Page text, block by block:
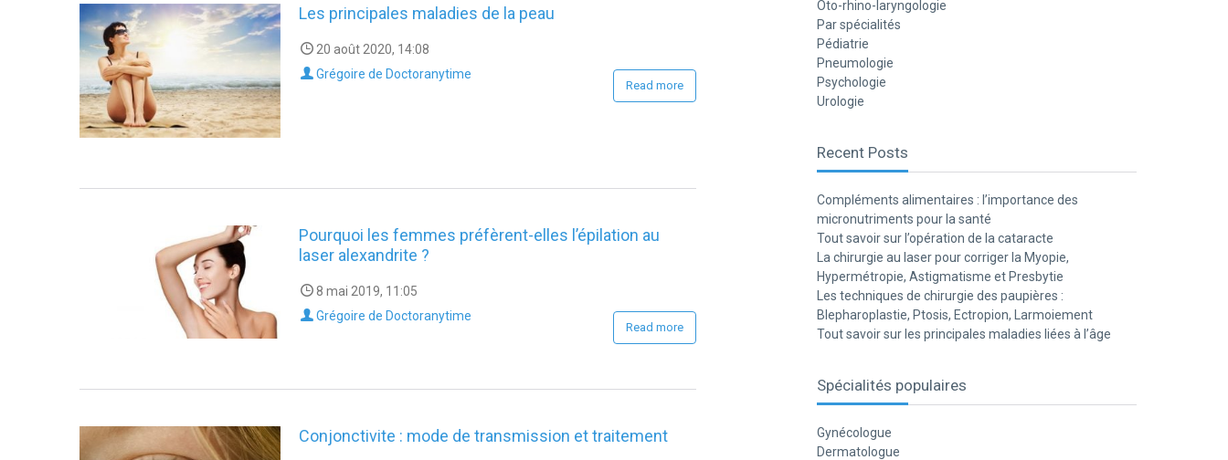
Les principales maladies de la peau
20 août 2020, 14:08
Grégoire de Doctoranytime
Read more
Pourquoi les femmes préfèrent-elles l’épilation au
laser alexandrite ?
8 mai 2019, 11:05
Grégoire de Doctoranytime
Read more
Conjonctivite : mode de transmission et traitement
Oto-rhino-laryngologie
Par spécialités
Pédiatrie
Pneumologie
Psychologie
Urologie
Recent Posts
Compléments alimentaires : l’importance des
micronutriments pour la santé
Tout savoir sur l’opération de la cataracte
La chirurgie au laser pour corriger la Myopie,
Hypermétropie, Astigmatisme et Presbytie
Les techniques de chirurgie des paupières :
Blepharoplastie, Ptosis, Ectropion, Larmoiement
Tout savoir sur les principales maladies liées à l’âge
Spécialités populaires
Gynécologue
Dermatologue